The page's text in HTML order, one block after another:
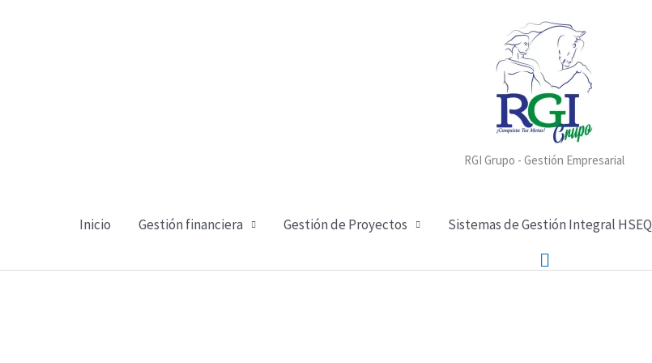
RGI Grupo - Gestión Empresarial
Inicio Gestión financiera Gestión de Proyectos Sistemas de Gestión Integral HSEQ
Buscar